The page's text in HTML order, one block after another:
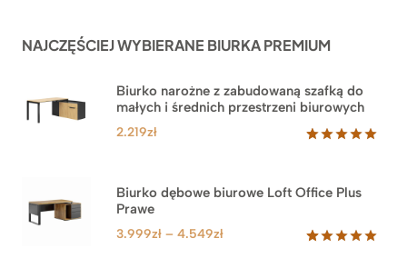
NAJCZĘŚCIEJ WYBIERANE BIURKA PREMIUM
Biurko narożne z zabudowaną szafką do
małych i średnich przestrzeni biurowych
na
podstawie
klienta
2.219zł
Biurko dębowe biurowe Loft Office Plus
Prawe
3.999zł – 4.549złZakres